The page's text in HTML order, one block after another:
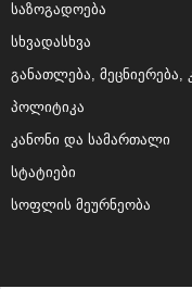
საზოგადოება
სხვადასხვა
განათლება,
პოლიტიკა
კანონი და სამართალი
სტატიები
სოფლის მეურნეობა